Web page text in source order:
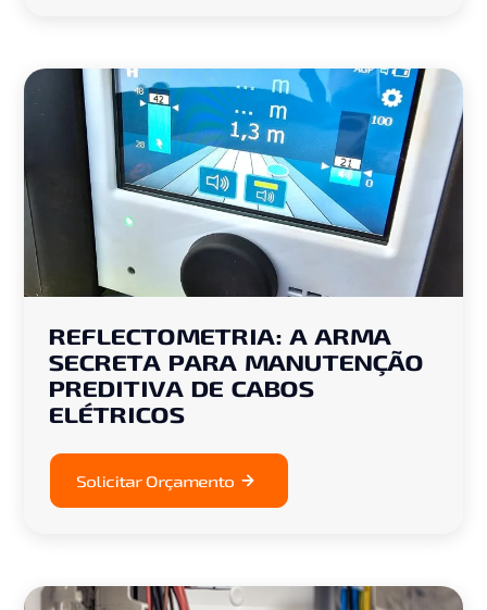
REFLECTOMETRIA: A ARMA
SECRETA PARA MANUTENÇÃO
PREDITIVA DE CABOS
ELÉTRICOS
Solicitar Orçamento